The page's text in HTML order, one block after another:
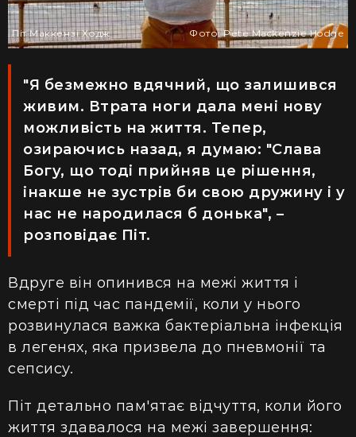
Піт Маккензі Ходж Фото: Pete Mackenzie Hodge
"Я безмежно вдячний, що залишився
живим. Втрата ноги дала мені нову
можливість на життя. Тепер,
озираючись назад, я думаю: "Слава
Богу, що тоді прийняв це рішення,
інакше не зустрів би свою дружину і у
нас не народилася б донька", –
розповідає Піт.
Вдруге він опинився на межі життя і
смерті під час пандемії, коли у нього
розвинулася важка бактеріальна інфекція
в легенях, яка призвела до пневмонії та
сепсису.
Піт детально пам'ятає відчуття, коли його
життя здавалося на межі завершення: